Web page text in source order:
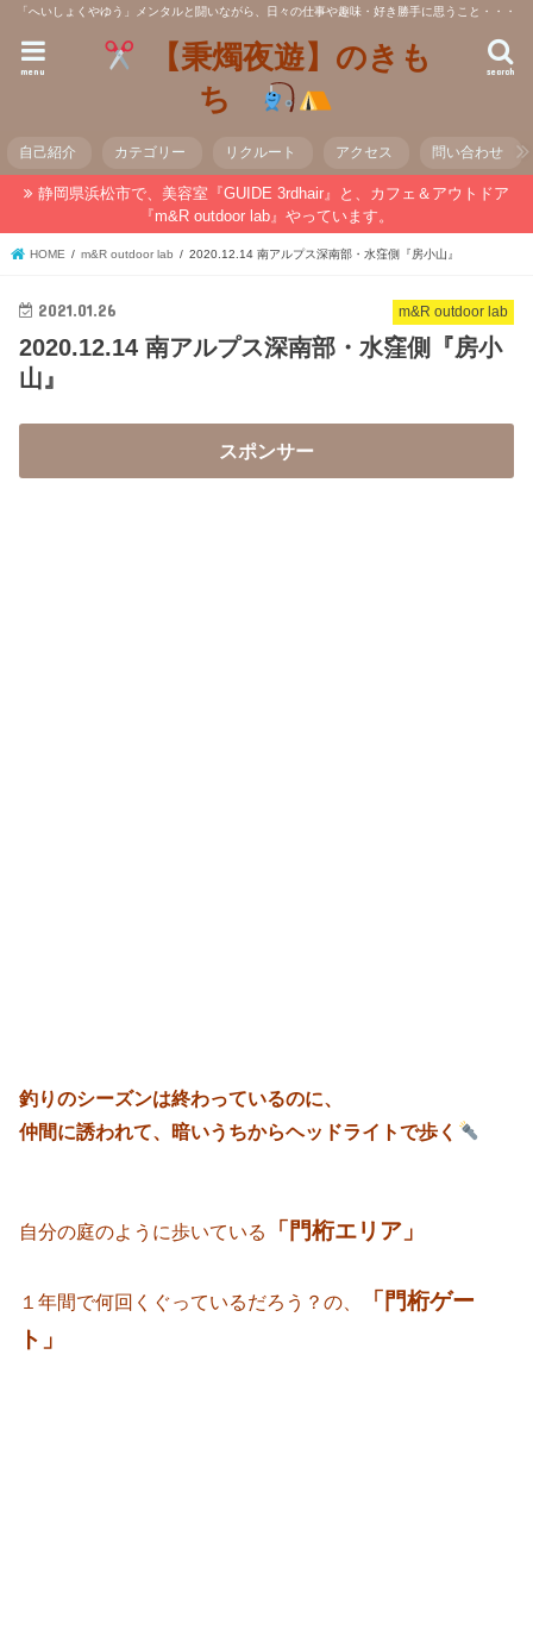
「へいしょくやゆう」メンタルと闘いながら、日々の仕事や趣味・好き勝手に思うこと・・・
【秉燭夜遊】のきも
ち
search
menu
自己紹介 カテゴリー リクルート アクセス 問い合わせ
静岡県浜松市で、美容室『GUIDE 3rdhair』と、カフェ＆アウトドア
『m&R outdoor lab』やっています。
HOME m&R outdoor lab 2020.12.14 南アルプス深南部・水窪側『房小山』
m&R outdoor lab
2021.01.26
2020.12.14 南アルプス深南部・水窪側『房小
山』
スポンサー
釣りのシーズンは終わっているのに、
仲間に誘われて、暗いうちからヘッドライトで歩く
自分の庭のように歩いている 「門桁エリア」
１年間で何回くぐっているだろう？の、
「門桁ゲー
ト」